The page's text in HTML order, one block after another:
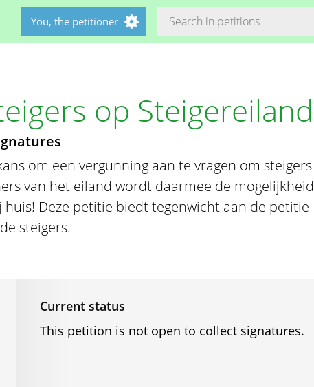
You, the petitioner
op Steigereiland
om een vergunning aan te vragen om steigers
van het eiland wordt daarmee de mogelijkheid
Deze petitie biedt tegenwicht aan de petitie
steigers.
Current status
This petition is not open to collect signatures.